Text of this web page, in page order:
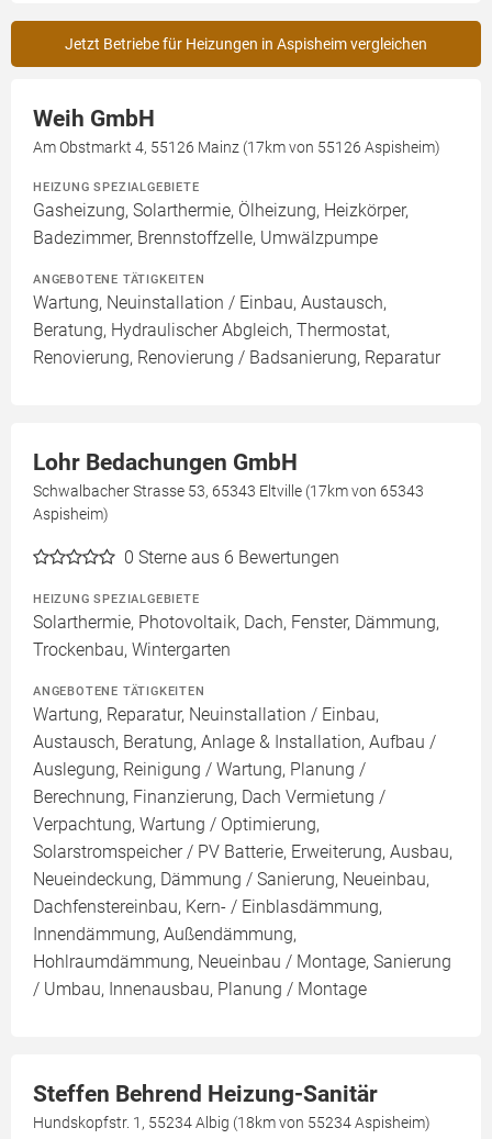
Jetzt Betriebe für Heizungen in Aspisheim vergleichen
Weih GmbH
Am Obstmarkt 4, 55126 Mainz (17km von 55126 Aspisheim)
HEIZUNG SPEZIALGEBIETE
Gasheizung, Solarthermie, Ölheizung, Heizkörper,
Badezimmer, Brennstoffzelle, Umwälzpumpe
ANGEBOTENE TÄTIGKEITEN
Wartung, Neuinstallation / Einbau, Austausch,
Beratung, Hydraulischer Abgleich, Thermostat,
Renovierung, Renovierung / Badsanierung, Reparatur
Lohr Bedachungen GmbH
Schwalbacher Strasse 53, 65343 Eltville (17km von 65343
Aspisheim)
0 Sterne aus 6 Bewertungen
HEIZUNG SPEZIALGEBIETE
Solarthermie, Photovoltaik, Dach, Fenster, Dämmung,
Trockenbau, Wintergarten
ANGEBOTENE TÄTIGKEITEN
Wartung, Reparatur, Neuinstallation / Einbau,
Austausch, Beratung, Anlage & Installation, Aufbau /
Auslegung, Reinigung / Wartung, Planung /
Berechnung, Finanzierung, Dach Vermietung /
Verpachtung, Wartung / Optimierung,
Solarstromspeicher / PV Batterie, Erweiterung, Ausbau,
Neueindeckung, Dämmung / Sanierung, Neueinbau,
Dachfenstereinbau, Kern- / Einblasdämmung,
Innendämmung, Außendämmung,
Hohlraumdämmung, Neueinbau / Montage, Sanierung
/ Umbau, Innenausbau, Planung / Montage
Steffen Behrend Heizung-Sanitär
Hundskopfstr. 1, 55234 Albig (18km von 55234 Aspisheim)